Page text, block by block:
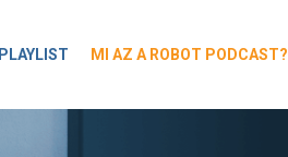
PLAYLIST MI AZ A ROBOT PODCAST?